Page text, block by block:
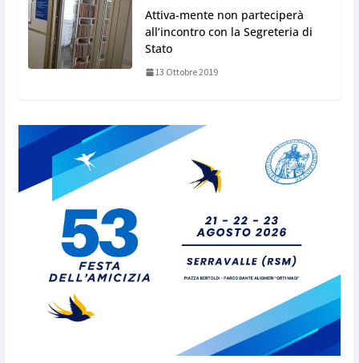
Attiva-mente non parteciperà
all’incontro con la Segreteria di
Stato
13 Ottobre 2019